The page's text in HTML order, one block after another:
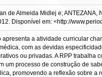
de Almeida Midlej e;
Disponível em: <http://
apresenta a atividade curricular
com as devidas
ou privadas. A RPP trabalha
um processo de construção de
promovendo a reflexão sobre a